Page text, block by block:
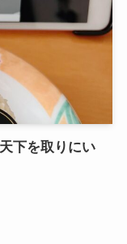
下を取りにい